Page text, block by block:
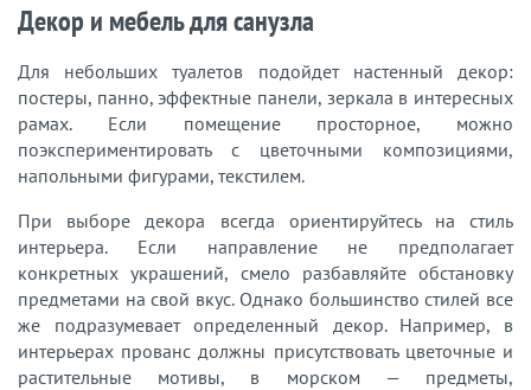
Декор и мебель для санузла
Для небольших туалетов подойдет настенный декор:
постеры, панно, эффектные панели, зеркала в интересных
рамах. Если помещение просторное, можно
поэкспериментировать с цветочными композициями,
напольными фигурами, текстилем.
При выборе декора всегда ориентируйтесь на стиль
интерьера. Если направление не предполагает
конкретных украшений, смело разбавляйте обстановку
предметами на свой вкус. Однако большинство стилей все
же подразумевает определенный декор. Например, в
интерьерах прованс должны присутствовать цветочные и
растительные мотивы, в морском — предметы,